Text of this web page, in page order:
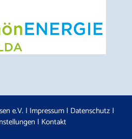
e.V. | Impressum | Datenschutz |
| Kontakt